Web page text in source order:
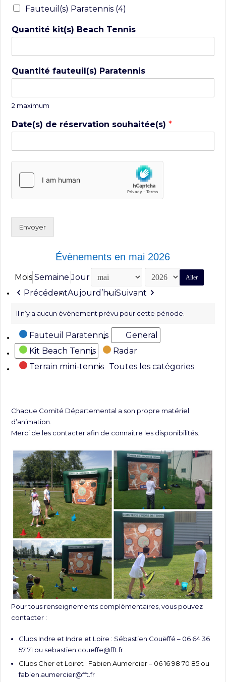
Fauteuil(s) Paratennis (4)
Quantité kit(s) Beach Tennis
Quantité fauteuil(s) Paratennis
2 maximum
Date(s) de réservation souhaitée(s)*
Envoyer
Évènements en mai 2026
Mois Semaine Jour Mois
Année
PrécédentAujourd’huiSuivant
Il n’y a aucun évènement prévu pour cette période.
Catégories
Fauteuil Paratennis
General
Kit Beach Tennis
Radar
Terrain mini-tennis Toutes les catégories
Chaque Comité Départemental a son propre matériel
d’animation.
Merci de les contacter afin de connaitre les disponibilités.
Pour tous renseignements complémentaires, vous pouvez
contacter :
Clubs Indre et Indre et Loire : Sébastien Couëffé – 06 64 36
57 71 ou sebastien.coueffe@fft.fr
Clubs Cher et Loiret : Fabien Aumercier – 06 16 98 70 85 ou
fabien.aumercier@fft.fr